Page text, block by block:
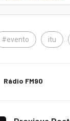
#evento itu
Rádio FM90